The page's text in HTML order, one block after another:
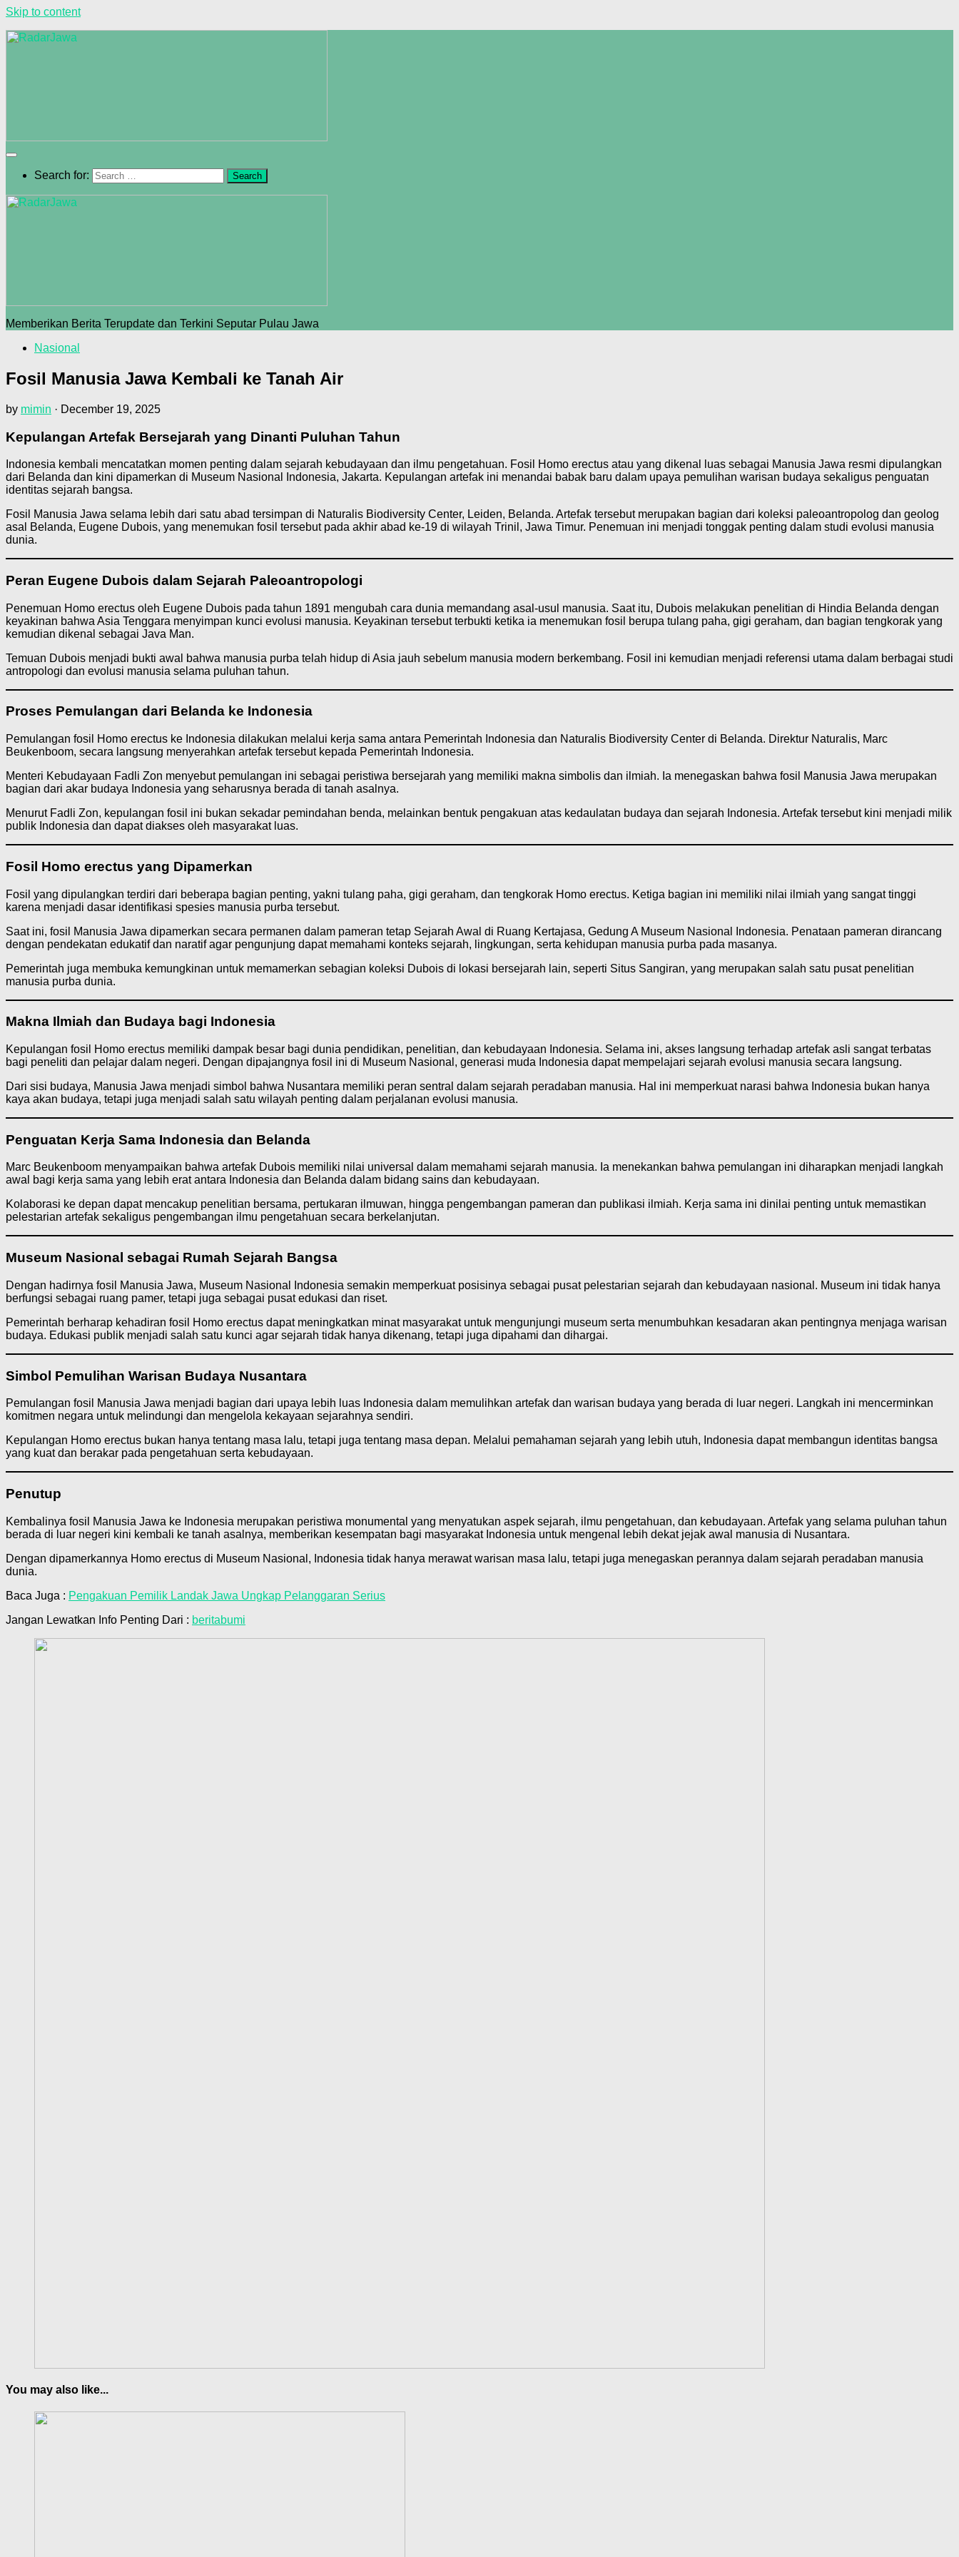
Skip to content
Search for:
Memberikan Berita Terupdate dan Terkini Seputar Pulau Jawa
Nasional
Fosil Manusia Jawa Kembali ke Tanah Air
by mimin · December 19, 2025
Kepulangan Artefak Bersejarah yang Dinanti Puluhan Tahun
Indonesia kembali mencatatkan momen penting dalam sejarah kebudayaan dan ilmu pengetahuan. Fosil Homo erectus atau yang dikenal luas sebagai Manusia Jawa resmi dipulangkan
dari Belanda dan kini dipamerkan di Museum Nasional Indonesia, Jakarta. Kepulangan artefak ini menandai babak baru dalam upaya pemulihan warisan budaya sekaligus penguatan
identitas sejarah bangsa.
Fosil Manusia Jawa selama lebih dari satu abad tersimpan di Naturalis Biodiversity Center, Leiden, Belanda. Artefak tersebut merupakan bagian dari koleksi paleoantropolog dan geolog
asal Belanda, Eugene Dubois, yang menemukan fosil tersebut pada akhir abad ke-19 di wilayah Trinil, Jawa Timur. Penemuan ini menjadi tonggak penting dalam studi evolusi manusia
dunia.
Peran Eugene Dubois dalam Sejarah Paleoantropologi
Penemuan Homo erectus oleh Eugene Dubois pada tahun 1891 mengubah cara dunia memandang asal-usul manusia. Saat itu, Dubois melakukan penelitian di Hindia Belanda dengan
keyakinan bahwa Asia Tenggara menyimpan kunci evolusi manusia. Keyakinan tersebut terbukti ketika ia menemukan fosil berupa tulang paha, gigi geraham, dan bagian tengkorak yang
kemudian dikenal sebagai Java Man.
Temuan Dubois menjadi bukti awal bahwa manusia purba telah hidup di Asia jauh sebelum manusia modern berkembang. Fosil ini kemudian menjadi referensi utama dalam berbagai studi
antropologi dan evolusi manusia selama puluhan tahun.
Proses Pemulangan dari Belanda ke Indonesia
Pemulangan fosil Homo erectus ke Indonesia dilakukan melalui kerja sama antara Pemerintah Indonesia dan Naturalis Biodiversity Center di Belanda. Direktur Naturalis, Marc
Beukenboom, secara langsung menyerahkan artefak tersebut kepada Pemerintah Indonesia.
Menteri Kebudayaan Fadli Zon menyebut pemulangan ini sebagai peristiwa bersejarah yang memiliki makna simbolis dan ilmiah. Ia menegaskan bahwa fosil Manusia Jawa merupakan
bagian dari akar budaya Indonesia yang seharusnya berada di tanah asalnya.
Menurut Fadli Zon, kepulangan fosil ini bukan sekadar pemindahan benda, melainkan bentuk pengakuan atas kedaulatan budaya dan sejarah Indonesia. Artefak tersebut kini menjadi milik
publik Indonesia dan dapat diakses oleh masyarakat luas.
Fosil Homo erectus yang Dipamerkan
Fosil yang dipulangkan terdiri dari beberapa bagian penting, yakni tulang paha, gigi geraham, dan tengkorak Homo erectus. Ketiga bagian ini memiliki nilai ilmiah yang sangat tinggi
karena menjadi dasar identifikasi spesies manusia purba tersebut.
Saat ini, fosil Manusia Jawa dipamerkan secara permanen dalam pameran tetap Sejarah Awal di Ruang Kertajasa, Gedung A Museum Nasional Indonesia. Penataan pameran dirancang
dengan pendekatan edukatif dan naratif agar pengunjung dapat memahami konteks sejarah, lingkungan, serta kehidupan manusia purba pada masanya.
Pemerintah juga membuka kemungkinan untuk memamerkan sebagian koleksi Dubois di lokasi bersejarah lain, seperti Situs Sangiran, yang merupakan salah satu pusat penelitian
manusia purba dunia.
Makna Ilmiah dan Budaya bagi Indonesia
Kepulangan fosil Homo erectus memiliki dampak besar bagi dunia pendidikan, penelitian, dan kebudayaan Indonesia. Selama ini, akses langsung terhadap artefak asli sangat terbatas
bagi peneliti dan pelajar dalam negeri. Dengan dipajangnya fosil ini di Museum Nasional, generasi muda Indonesia dapat mempelajari sejarah evolusi manusia secara langsung.
Dari sisi budaya, Manusia Jawa menjadi simbol bahwa Nusantara memiliki peran sentral dalam sejarah peradaban manusia. Hal ini memperkuat narasi bahwa Indonesia bukan hanya
kaya akan budaya, tetapi juga menjadi salah satu wilayah penting dalam perjalanan evolusi manusia.
Penguatan Kerja Sama Indonesia dan Belanda
Marc Beukenboom menyampaikan bahwa artefak Dubois memiliki nilai universal dalam memahami sejarah manusia. Ia menekankan bahwa pemulangan ini diharapkan menjadi langkah
awal bagi kerja sama yang lebih erat antara Indonesia dan Belanda dalam bidang sains dan kebudayaan.
Kolaborasi ke depan dapat mencakup penelitian bersama, pertukaran ilmuwan, hingga pengembangan pameran dan publikasi ilmiah. Kerja sama ini dinilai penting untuk memastikan
pelestarian artefak sekaligus pengembangan ilmu pengetahuan secara berkelanjutan.
Museum Nasional sebagai Rumah Sejarah Bangsa
Dengan hadirnya fosil Manusia Jawa, Museum Nasional Indonesia semakin memperkuat posisinya sebagai pusat pelestarian sejarah dan kebudayaan nasional. Museum ini tidak hanya
berfungsi sebagai ruang pamer, tetapi juga sebagai pusat edukasi dan riset.
Pemerintah berharap kehadiran fosil Homo erectus dapat meningkatkan minat masyarakat untuk mengunjungi museum serta menumbuhkan kesadaran akan pentingnya menjaga warisan
budaya. Edukasi publik menjadi salah satu kunci agar sejarah tidak hanya dikenang, tetapi juga dipahami dan dihargai.
Simbol Pemulihan Warisan Budaya Nusantara
Pemulangan fosil Manusia Jawa menjadi bagian dari upaya lebih luas Indonesia dalam memulihkan artefak dan warisan budaya yang berada di luar negeri. Langkah ini mencerminkan
komitmen negara untuk melindungi dan mengelola kekayaan sejarahnya sendiri.
Kepulangan Homo erectus bukan hanya tentang masa lalu, tetapi juga tentang masa depan. Melalui pemahaman sejarah yang lebih utuh, Indonesia dapat membangun identitas bangsa
yang kuat dan berakar pada pengetahuan serta kebudayaan.
Penutup
Kembalinya fosil Manusia Jawa ke Indonesia merupakan peristiwa monumental yang menyatukan aspek sejarah, ilmu pengetahuan, dan kebudayaan. Artefak yang selama puluhan tahun
berada di luar negeri kini kembali ke tanah asalnya, memberikan kesempatan bagi masyarakat Indonesia untuk mengenal lebih dekat jejak awal manusia di Nusantara.
Dengan dipamerkannya Homo erectus di Museum Nasional, Indonesia tidak hanya merawat warisan masa lalu, tetapi juga menegaskan perannya dalam sejarah peradaban manusia
dunia.
Baca Juga : Pengakuan Pemilik Landak Jawa Ungkap Pelanggaran Serius
Jangan Lewatkan Info Penting Dari : beritabumi
You may also like...